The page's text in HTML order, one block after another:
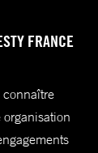
FRANCE
connaître
organisation